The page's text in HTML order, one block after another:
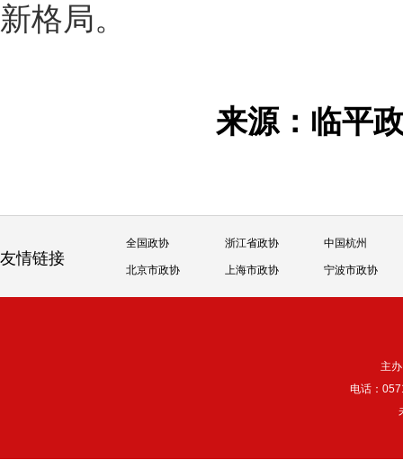
新格局。
来源：临
友情链接
全国政协 浙江省政协 中国杭州
北京市政协 上海市政协 宁波市政协
主
电话：